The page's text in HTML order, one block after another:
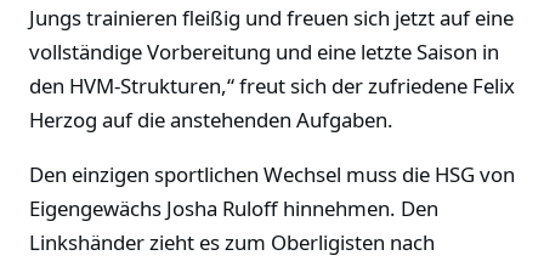
Jungs trainieren fleißig und freuen sich jetzt auf eine
vollständige Vorbereitung und eine letzte Saison in
den HVM-Strukturen,“ freut sich der zufriedene Felix
Herzog auf die anstehenden Aufgaben.
Den einzigen sportlichen Wechsel muss die HSG von
Eigengewächs Josha Ruloff hinnehmen. Den
Linkshänder zieht es zum Oberligisten nach